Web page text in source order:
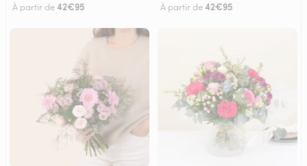
À partir de42€95 À partir de42€95